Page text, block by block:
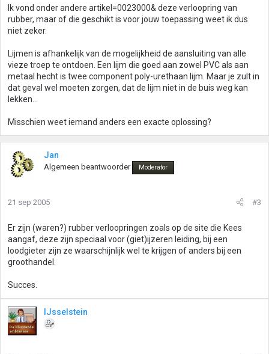
Ik vond onder andere artikel=0023000& deze verloopring van
rubber, maar of die geschikt is voor jouw toepassing weet ik dus
niet zeker.
Lijmen is afhankelijk van de mogelijkheid de aansluiting van alle
vieze troep te ontdoen. Een lijm die goed aan zowel PVC als aan
metaal hecht is twee component poly-urethaan lijm. Maar je zult in
dat geval wel moeten zorgen, dat de lijm niet in de buis weg kan
lekken...
Misschien weet iemand anders een exacte oplossing?
Jan
Algemeen beantwoorder Moderator
21 sep 2005 #3
Er zijn (waren?) rubber verloopringen zoals op de site die Kees
aangaf, deze zijn speciaal voor (giet)ijzeren leiding, bij een
loodgieter zijn ze waarschijnlijk wel te krijgen of anders bij een
groothandel.
Succes.
IJsselstein